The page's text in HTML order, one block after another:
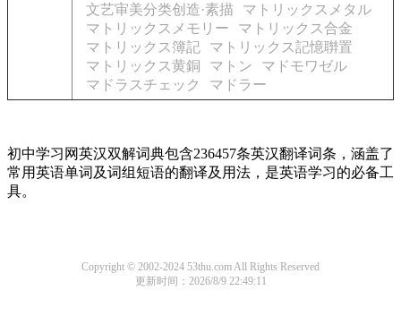
文艺审美分类创造·素描
マトリックスメタル
マトリックスメモリー
マトリックス合金
マトリックス簿記
マトリックス記憶聨置
マトリックス黄銅
マトン
マドモワゼル
マドラスチェック
マドラー
初中学习网英汉双解词典包含236457条英汉翻译词条，涵盖了
常用英语单词及词组短语的翻译及用法，是英语学习的必备工
具。
Copyright © 2002-2024 53thu.com All Rights Reserved
更新时间：2026/8/9 22:49:11